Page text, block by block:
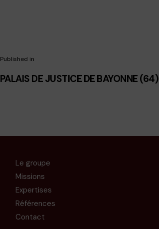
Published in
PALAIS DE JUSTICE DE BAYONNE (64)
Le groupe
Missions
Expertises
Références
Contact